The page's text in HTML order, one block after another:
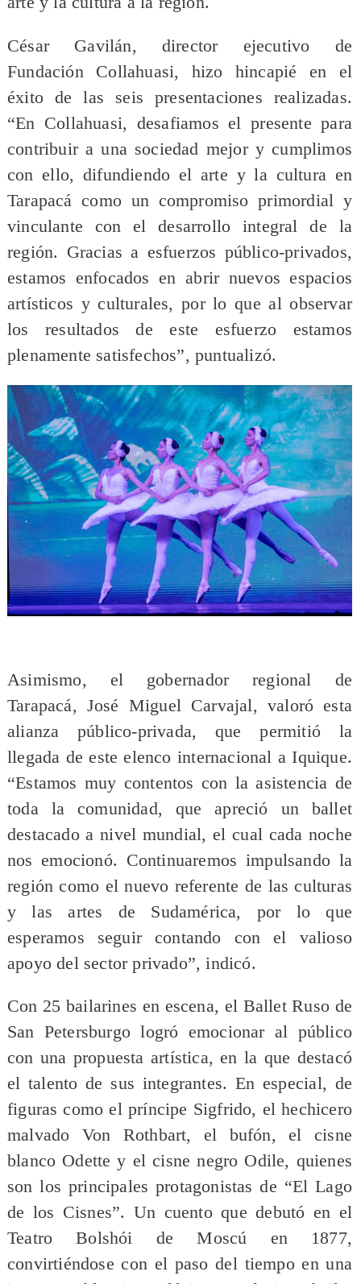
César Gavilán, director ejecutivo de
Fundación Collahuasi, hizo hincapié en el
éxito de las seis presentaciones realizadas.
“En Collahuasi, desafiamos el presente para
contribuir a una sociedad mejor y cumplimos
con ello, difundiendo el arte y la cultura en
Tarapacá como un compromiso primordial y
vinculante con el desarrollo integral de la
región. Gracias a esfuerzos público-privados,
estamos enfocados en abrir nuevos espacios
artísticos y culturales, por lo que al observar
los resultados de este esfuerzo estamos
plenamente satisfechos”, puntualizó.
Asimismo, el gobernador regional de
Tarapacá, José Miguel Carvajal, valoró esta
alianza público-privada, que permitió la
llegada de este elenco internacional a Iquique.
“Estamos muy contentos con la asistencia de
toda la comunidad, que apreció un ballet
destacado a nivel mundial, el cual cada noche
nos emocionó. Continuaremos impulsando la
región como el nuevo referente de las culturas
y las artes de Sudamérica, por lo que
esperamos seguir contando con el valioso
apoyo del sector privado”, indicó.
Con 25 bailarines en escena, el Ballet Ruso de
San Petersburgo logró emocionar al público
con una propuesta artística, en la que destacó
el talento de sus integrantes. En especial, de
figuras como el príncipe Sigfrido, el hechicero
malvado Von Rothbart, el bufón, el cisne
blanco Odette y el cisne negro Odile, quienes
son los principales protagonistas de “El Lago
de los Cisnes”. Un cuento que debutó en el
Teatro Bolshói de Moscú en 1877,
convirtiéndose con el paso del tiempo en una